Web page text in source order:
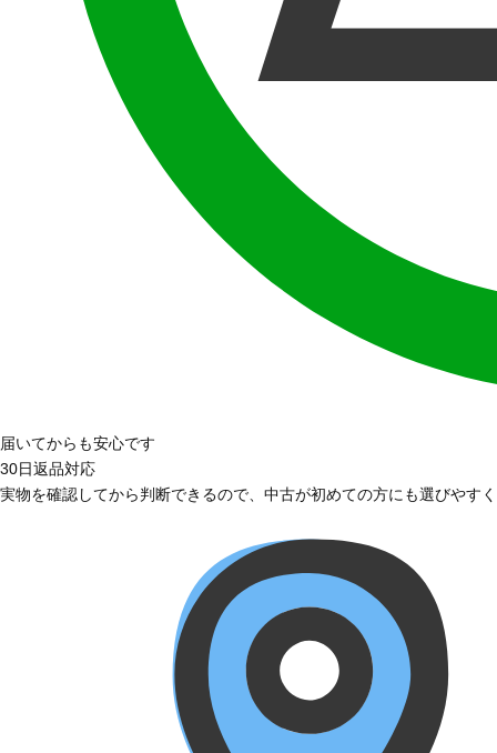
届いてからも安心です
30日返品対応
実物を確認してから判断できるので、中古が初めての方にも選びやす